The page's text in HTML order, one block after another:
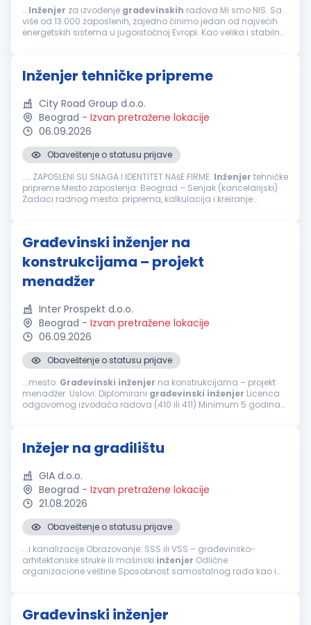
...Inženjer za izvođenje građevinskih radova Mi smo NIS. Sa
više od 13.000 zaposlenih, zajedno činimo jedan od najvećih
energetskih sistema u jugoistočnoj Evropi. Kao velika i stabilna
Inženjer tehničke pripreme
City Road Group d.o.o.
Beograd - Izvan pretražene lokacije
06.09.2026
Obaveštenje o statusu prijave
.... ZAPOSLENI SU SNAGA I IDENTITET NAšE FIRME. Inženjer tehničke
pripreme Mesto zaposlenja: Beograd – Senjak (kancelarijski)
Zadaci radnog mesta: priprema, kalkulacija i kreiranje
Građevinski inženjer na
konstrukcijama – projekt
menadžer
Inter Prospekt d.o.o.
Beograd - Izvan pretražene lokacije
06.09.2026
Obaveštenje o statusu prijave
...mesto: Građevinski inženjer na konstrukcijama – projekt
menadžer Uslovi: Diplomirani građevinski inženjer Licenca
odgovornog izvođača radova (410 ili 411) Minimum 5 godina
Inžejer na gradilištu
GIA d.o.o.
Beograd - Izvan pretražene lokacije
21.08.2026
Obaveštenje o statusu prijave
...i kanalizacije Obrazovanje: SSS ili VSS – građevinsko-
arhitektonske struke ili mašinski inženjer Odlične
organizacione veštine Sposobnost samostalnog rada kao i
Građevinski inženjer